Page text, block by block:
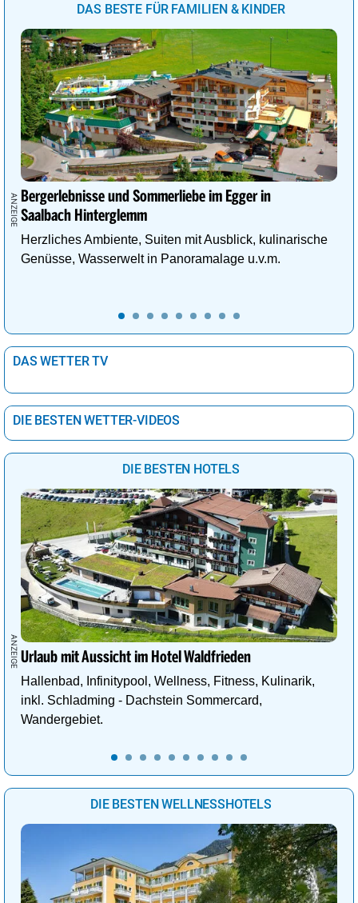
DAS BESTE FÜR FAMILIEN & KINDER
Bergerlebnisse und Sommerliebe im Egger in
Saalbach Hinterglemm
Herzliches Ambiente, Suiten mit Ausblick, kulinarische
Genüsse, Wasserwelt in Panoramalage u.v.m.
DAS WETTER TV
DIE BESTEN WETTER-VIDEOS
DIE BESTEN HOTELS
Urlaub mit Aussicht im Hotel Waldfrieden
Hallenbad, Infinitypool, Wellness, Fitness, Kulinarik,
inkl. Schladming - Dachstein Sommercard,
Wandergebiet.
DIE BESTEN WELLNESSHOTELS